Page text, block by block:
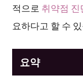
적으로 취약점
요하다고 할 수
요약